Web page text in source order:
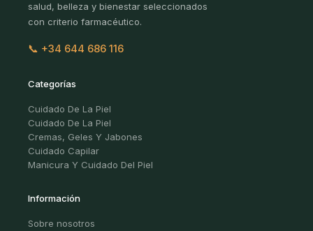
salud, belleza y bienestar seleccionados
con criterio farmacéutico.
📞 +34 644 686 116
Categorías
Cuidado De La Piel
Cuidado De La Piel
Cremas, Geles Y Jabones
Cuidado Capilar
Manicura Y Cuidado Del Piel
Información
Sobre nosotros